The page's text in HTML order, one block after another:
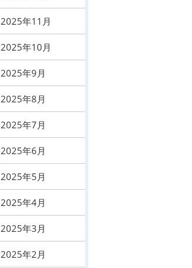
2025年11月
2025年10月
2025年9月
2025年8月
2025年7月
2025年6月
2025年5月
2025年4月
2025年3月
2025年2月